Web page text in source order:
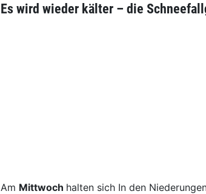
Es wird wieder kälter – die
Am Mittwoch halten sich In den